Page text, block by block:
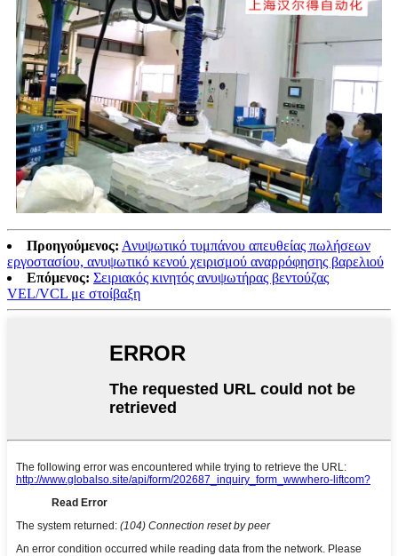
Προηγούμενος: Ανυψωτικό τυμπάνου απευθείας πωλήσεων
εργοστασίου, ανυψωτικό κενού χειρισμού αναρρόφησης βαρελιού
Επόμενος: Σειριακός κινητός ανυψωτήρας βεντούζας
VEL/VCL με στοίβαξη